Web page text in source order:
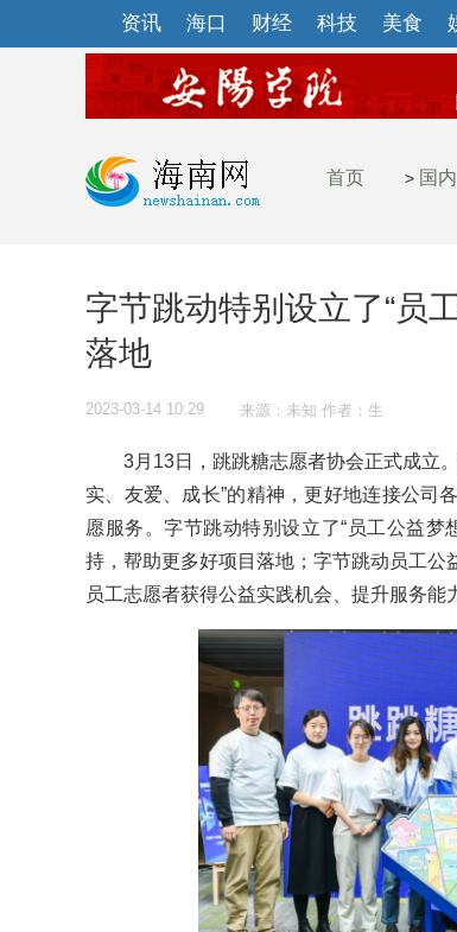
资讯 海口 财经 科技 美食
首页 > 国内
字节跳动特别设立了“员
落地
2023-03-14 10:29 来源：未知 作者：生
3月13日，跳跳糖志愿者协会正式成立。
实、友爱、成长”的精神，更好地连接公司
愿服务。字节跳动特别设立了“员工公益
持，帮助更多好项目落地；字节跳动员工
员工志愿者获得公益实践机会、提升服务能